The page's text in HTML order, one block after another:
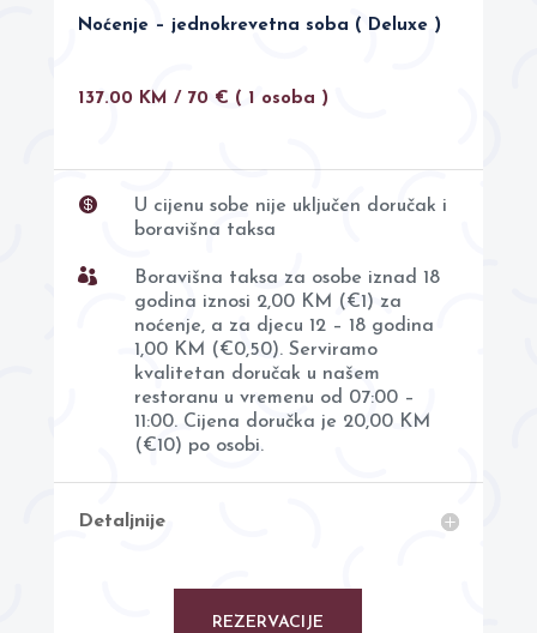
Noćenje – jednokrevetna soba ( Deluxe )
137.00 KM / 70 € ( 1 osoba )

U cijenu sobe nije uključen doručak i
boravišna taksa

Boravišna taksa za osobe iznad 18
godina iznosi 2,00 KM (€1) za
noćenje, a za djecu 12 – 18 godina
1,00 KM (€0,50). Serviramo
kvalitetan doručak u našem
restoranu u vremenu od 07:00 –
11:00. Cijena doručka je 20,00 KM
(€10) po osobi.
Detaljnije
REZERVACIJE